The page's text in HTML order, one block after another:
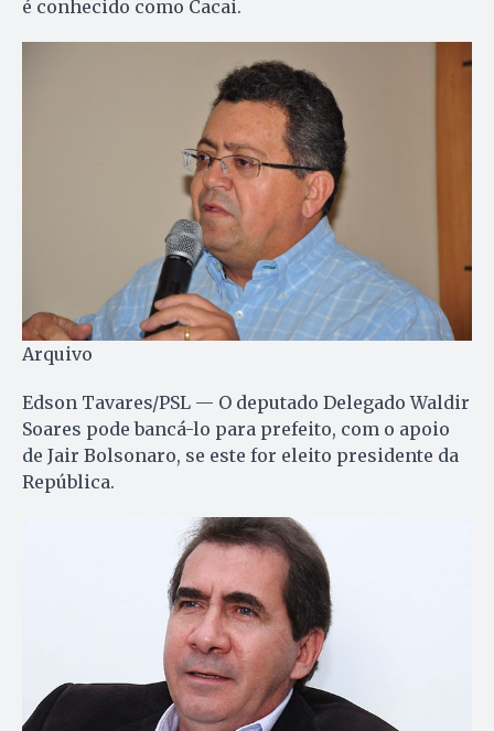
é conhecido como Cacai.
Arquivo
Edson Tavares/PSL — O deputado Delegado Waldir
Soares pode bancá-lo para prefeito, com o apoio
de Jair Bolsonaro, se este for eleito presidente da
República.